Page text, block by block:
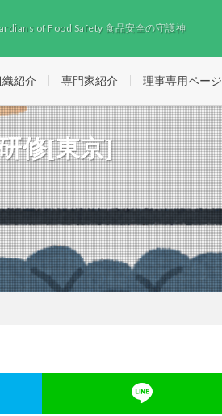
of Food Safety 食品安全の守護神
織紹介 専門家紹介 理事専用ページ
修[東京]